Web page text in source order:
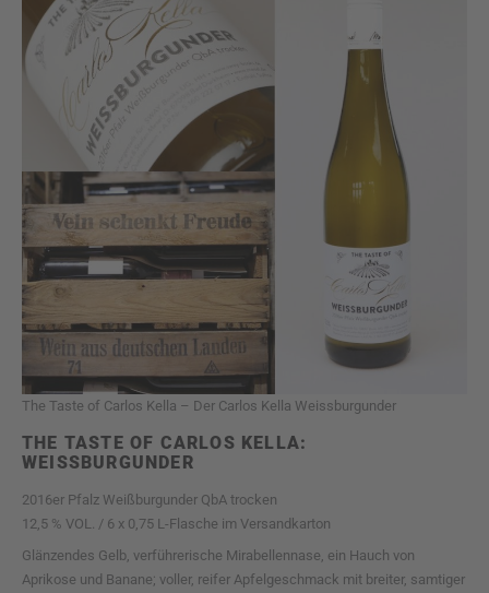
The Taste of Carlos Kella – Der Carlos Kella Weissburgunder
THE TASTE OF CARLOS KELLA:
WEISSBURGUNDER
2016er Pfalz Weißburgunder QbA trocken
12,5 % VOL. / 6 x 0,75 L-Flasche im Versandkarton
Glänzendes Gelb, verführerische Mirabellennase, ein Hauch von
Aprikose und Banane; voller, reifer Apfelgeschmack mit breiter, samtiger